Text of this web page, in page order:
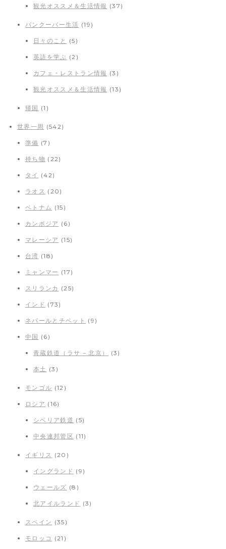
観光オススメ＆生活情報 (37)
バンクーバー生活 (19)
日々のこと (5)
英語を学ぶ (2)
カフェ・レストラン情報 (3)
観光オススメ＆生活情報 (13)
帰国 (1)
世界一周 (542)
準備 (7)
持ち物 (22)
タイ (42)
ラオス (20)
ベトナム (15)
カンボジア (6)
マレーシア (15)
台湾 (18)
ミャンマー (17)
スリランカ (25)
インド (73)
ネパールとチベット (9)
中国 (6)
青蔵鉄道（ラサ – 北京） (3)
本土 (3)
モンゴル (12)
ロシア (16)
シベリア鉄道 (5)
中央連邦管区 (11)
イギリス (20)
イングランド (9)
ウェールズ (8)
北アイルランド (3)
スペイン (35)
モロッコ (21)